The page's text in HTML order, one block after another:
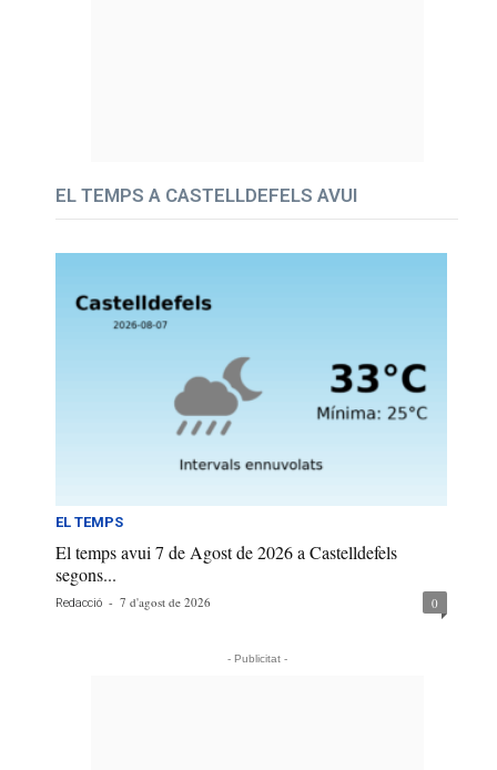
EL TEMPS A CASTELLDEFELS AVUI
EL TEMPS
El temps avui 7 de Agost de 2026 a Castelldefels
segons...
Redacció - 7 d'agost de 2026 0
- Publicitat -